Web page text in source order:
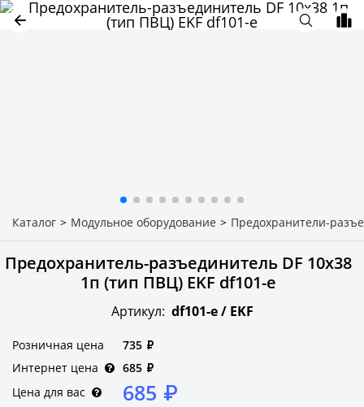
Каталог > Модульное оборудование > Предохранители-
Предохранитель-разъединитель DF 10х38
1п (тип ПВЦ) EKF df101-e
Артикул: df101-e / EKF
Розничная цена 735 ₽
Интернет цена
685 ₽
Цена для вас
685 ₽